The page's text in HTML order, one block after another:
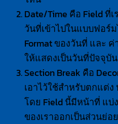
Date/Time คือ Field ที่
วันที่เข้าไปในแบบฟอร์
Format ของวันที่ และ
ให้แสดงเป็นวันที่ปัจจุบัน
Section Break คือ
เอาไว้ใช้สำหรับตกแต่
โดย Field นี้มีหน้าที่ แบ่
ของเราออกเป็นส่วนย่อ